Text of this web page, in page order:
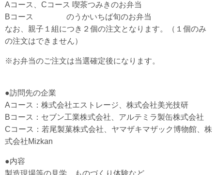
Aコース、Cコース 喫茶つみきのお弁当
Bコース のうかいちば旬のお弁当
なお、親子１組につき２個の注文となります。（１個のみ
の注文はできません）
※お弁当のご注文は当選確定後になります。
●訪問先の企業
Aコース：株式会社エストレージ、株式会社美光技研
Bコース：セブン工業株式会社、アルテミラ製缶株式会社
Cコース：若尾製菓株式会社、ヤマザキマザック博物館、株
式会社Mizkan
●内容
製造現場等の見学、ものづくり体験など